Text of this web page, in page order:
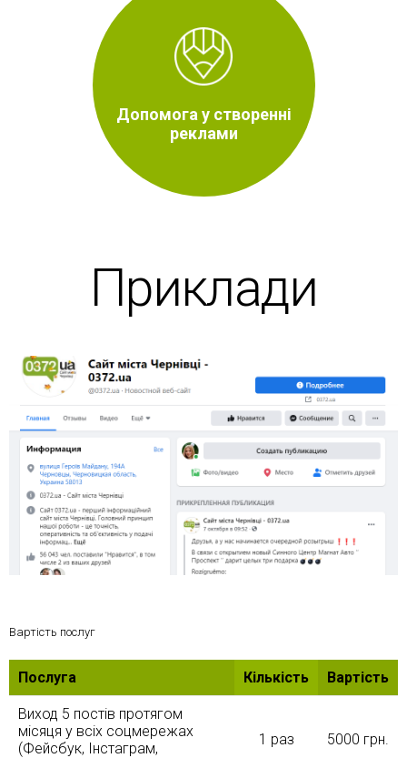
Допомога у створенні
реклами
Приклади
Вартість послуг
Послуга Кількість Вартість
Виход 5 постів протягом
місяця у всіх соцмережах
(Фейсбук, Інстаграм,
1 раз 5000 грн.